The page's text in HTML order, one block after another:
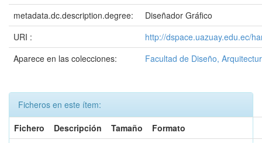
metadata.dc.description.degree:
Diseñador Gráfico
URI :
http://dspace.uazuay.edu.ec/
Aparece en las colecciones:
Facultad de Diseño,
Ficheros en este ítem:
Fichero
Descripción Tamaño
Formato